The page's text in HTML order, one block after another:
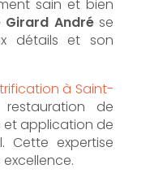
sain et bien
Andrése
détails et son
à Saint-
de
application de
Cette expertise